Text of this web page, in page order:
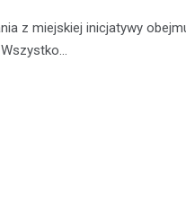
z miejskiej inicjatywy